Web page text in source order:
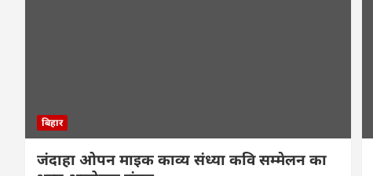
बिहार
जंदाहा ओपन माइक काव्य संध्या कवि सम्मेलन का